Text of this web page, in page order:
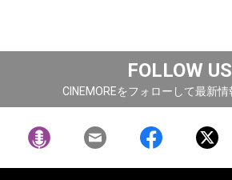
FOLLOW US
CINEMOREをフォローして最新